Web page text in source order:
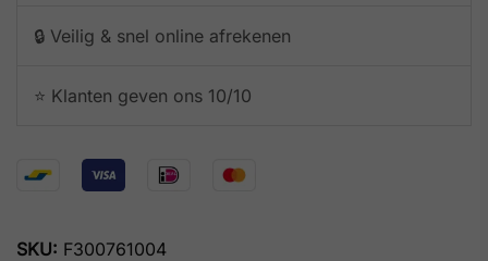
🔒 Veilig & snel online afrekenen
⭐️ Klanten geven ons 10/10
SKU: F300761004